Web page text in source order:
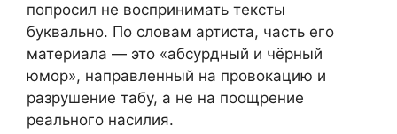
попросил не воспринимать тексты
буквально. По словам артиста, часть его
материала — это «абсурдный и чёрный
юмор», направленный на провокацию и
разрушение табу, а не на поощрение
реального насилия.